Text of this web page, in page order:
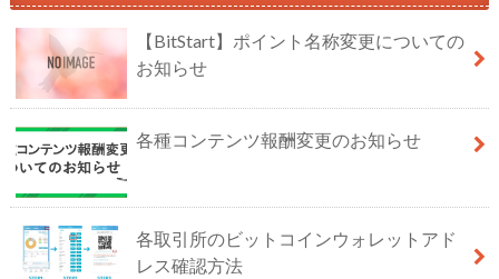
【BitStart】ポイント名称変更についての
お知らせ
各種コンテンツ報酬変更のお知らせ
各取引所のビットコインウォレットアド
レス確認方法